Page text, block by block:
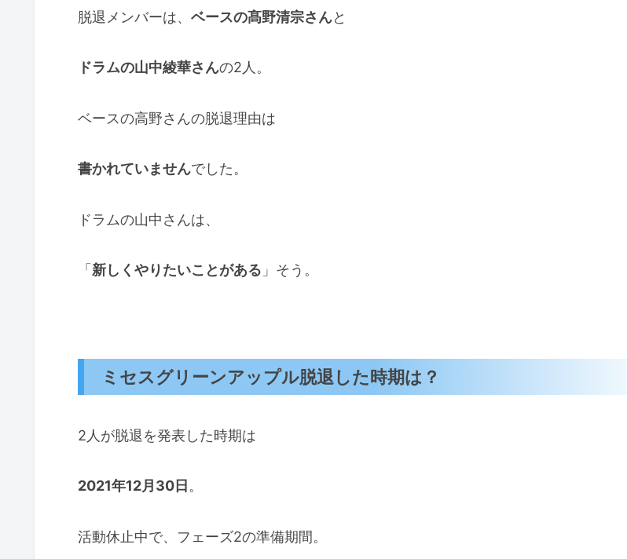
脱退メンバーは、 ベースの髙野清宗さんと
ドラムの山中綾華さんの2人。
ベースの高野さんの脱退理由は
書かれていませんでした。
ドラムの山中さんは、
「 新しくやりたいことがある 」そう。
ミセスグリーンアップル脱退した時期は？
2人が脱退を発表した時期は
2021年12月30日 。
活動休止中で、フェーズ2の準備期間。